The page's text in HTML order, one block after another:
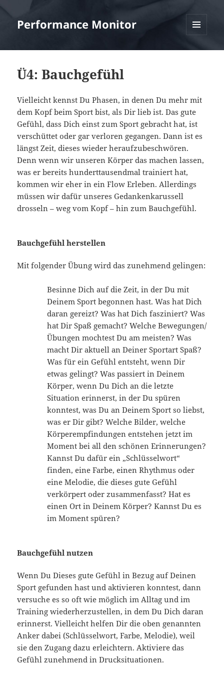
Performance Monitor
Ü4: Bauchgefühl
Vielleicht kennst Du Phasen, in denen Du mehr mit
dem Kopf beim Sport bist, als Dir lieb ist. Das gute
Gefühl, dass Dich einst zum Sport gebracht hat, ist
verschüttet oder gar verloren gegangen. Dann ist es
längst Zeit, dieses wieder heraufzubeschwören.
Denn wenn wir unseren Körper das machen lassen,
was er bereits hunderttausendmal trainiert hat,
kommen wir eher in ein Flow Erleben. Allerdings
müssen wir dafür unseres Gedankenkarussell
drosseln – weg vom Kopf – hin zum Bauchgefühl.
Bauchgefühl herstellen
Mit folgender Übung wird das zunehmend gelingen:
Besinne Dich auf die Zeit, in der Du mit
Deinem Sport begonnen hast. Was hat Dich
daran gereizt? Was hat Dich fasziniert? Was
hat Dir Spaß gemacht? Welche Bewegungen/
Übungen mochtest Du am meisten? Was
macht Dir aktuell an Deiner Sportart Spaß?
Was für ein Gefühl entsteht, wenn Dir
etwas gelingt? Was passiert in Deinem
Körper, wenn Du Dich an die letzte
Situation erinnerst, in der Du spüren
konntest, was Du an Deinem Sport so liebst,
was er Dir gibt? Welche Bilder, welche
Körperempfindungen entstehen jetzt im
Moment bei all den schönen Erinnerungen?
Kannst Du dafür ein „Schlüsselwort“
finden, eine Farbe, einen Rhythmus oder
eine Melodie, die dieses gute Gefühl
verkörpert oder zusammenfasst? Hat es
einen Ort in Deinem Körper? Kannst Du es
im Moment spüren?
Bauchgefühl nutzen
Wenn Du Dieses gute Gefühl in Bezug auf Deinen
Sport gefunden hast und aktivieren konntest, dann
versuche es so oft wie möglich im Alltag und im
Training wiederherzustellen, in dem Du Dich daran
erinnerst. Vielleicht helfen Dir die oben genannten
Anker dabei (Schlüsselwort, Farbe, Melodie), weil
sie den Zugang dazu erleichtern. Aktiviere das
Gefühl zunehmend in Drucksituationen.